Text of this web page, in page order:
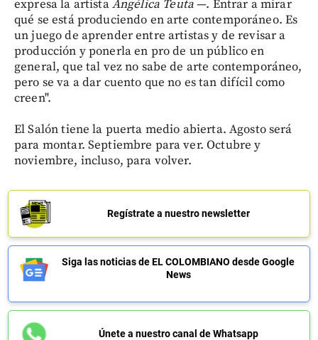
expresa la artistaAngélica Teuta—. Entrar a mirar
qué se está produciendo en arte contemporáneo. Es
un juego de aprender entre artistas y de revisar a
producción y ponerla en pro de un público en
general, que tal vez no sabe de arte contemporáneo,
pero se va a dar cuento que no es tan difícil como
creen".
El Salón tiene la puerta medio abierta. Agosto será
para montar. Septiembre para ver. Octubre y
noviembre, incluso, para volver.
Regístrate a nuestro newsletter
Siga las noticias de EL COLOMBIANO desde Google
News
Únete a nuestro canal de Whatsapp